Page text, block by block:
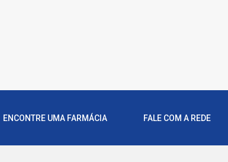
ENCONTRE UMA FARMÁCIA FALE COM A REDE